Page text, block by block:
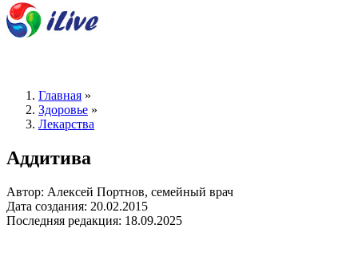
Главная »
Здоровье »
Лекарства
Аддитива
Автор: Алексей Портнов, семейный врач
Дата создания: 20.02.2015
Последняя редакция: 18.09.2025